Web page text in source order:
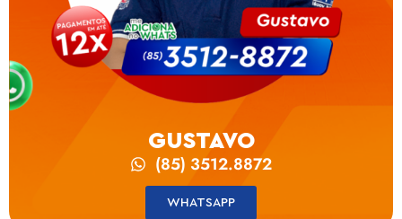
GUSTAVO
(85) 3512.8872
WHATSAPP